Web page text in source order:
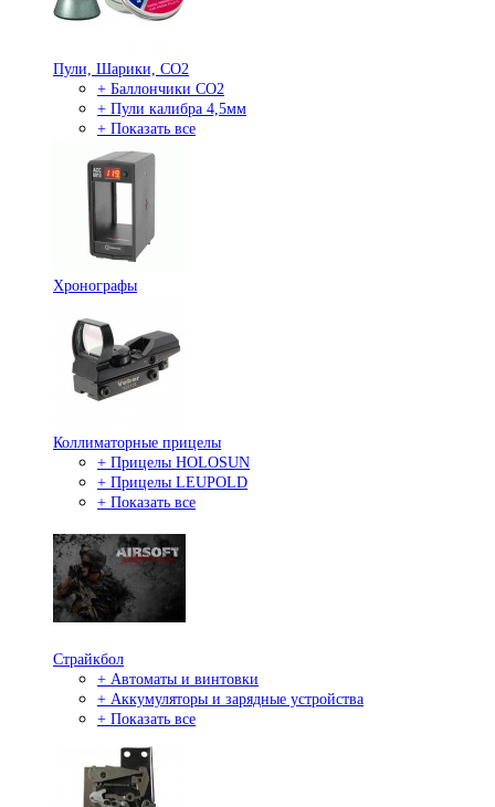
Пули, Шарики, СО2
+ Баллончики СО2
+ Пули калибра 4,5мм
+ Показать все
Хронографы
Коллиматорные прицелы
+ Прицелы HOLOSUN
+ Прицелы LEUPOLD
+ Показать все
Страйкбол
+ Автоматы и винтовки
+ Аккумуляторы и зарядные устройства
+ Показать все